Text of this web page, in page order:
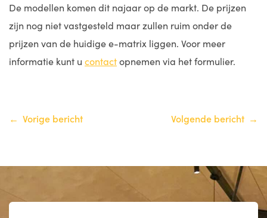
De modellen komen dit najaar op de markt. De prijzen
zijn nog niet vastgesteld maar zullen ruim onder de
prijzen van de huidige e-matrix liggen. Voor meer
informatie kunt u contactopnemen via het formulier.
Bericht
Vorige bericht Volgende bericht